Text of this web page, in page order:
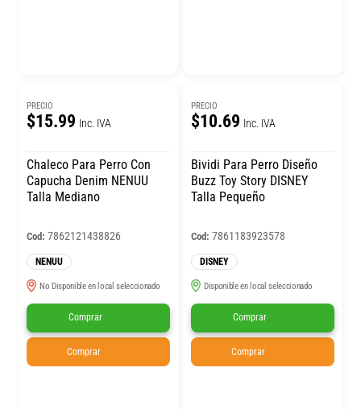
PRECIO
$15.99 Inc. IVA
Chaleco Para Perro Con
Capucha Denim NENUU
Talla Mediano
Cod: 7862121438826
NENUU
No Disponible en local seleccionado
Comprar
Comprar
PRECIO
$10.69 Inc. IVA
Bividi Para Perro Diseño
Buzz Toy Story DISNEY
Talla Pequeño
Cod: 7861183923578
DISNEY
Disponible en local seleccionado
Comprar
Comprar